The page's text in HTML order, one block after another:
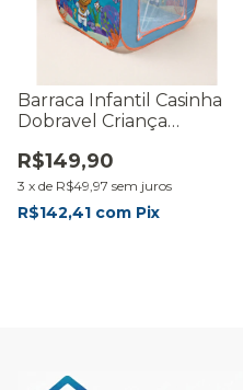
Barraca Infantil Casinha
Dobravel Criança
Barraquinha
R$149,90
3 x de R$49,97 sem juros
R$142,41 com Pix